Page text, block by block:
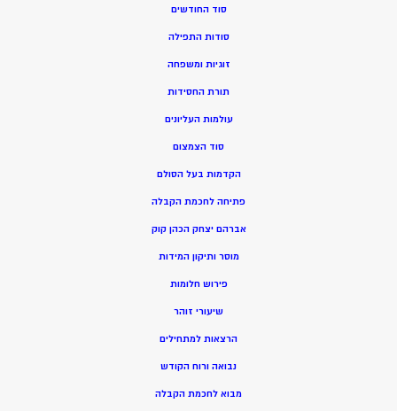
סוד החודשים
סודות התפילה
זוגיות ומשפחה
תורת החסידות
עולמות העליונים
סוד הצמצום
הקדמות בעל הסולם
פתיחה לחכמת הקבלה
אברהם יצחק הכהן קוק
מוסר ותיקון המידות
פירוש חלומות
שיעורי זוהר
הרצאות למתחילים
נבואה ורוח הקודש
מבוא לחכמת הקבלה